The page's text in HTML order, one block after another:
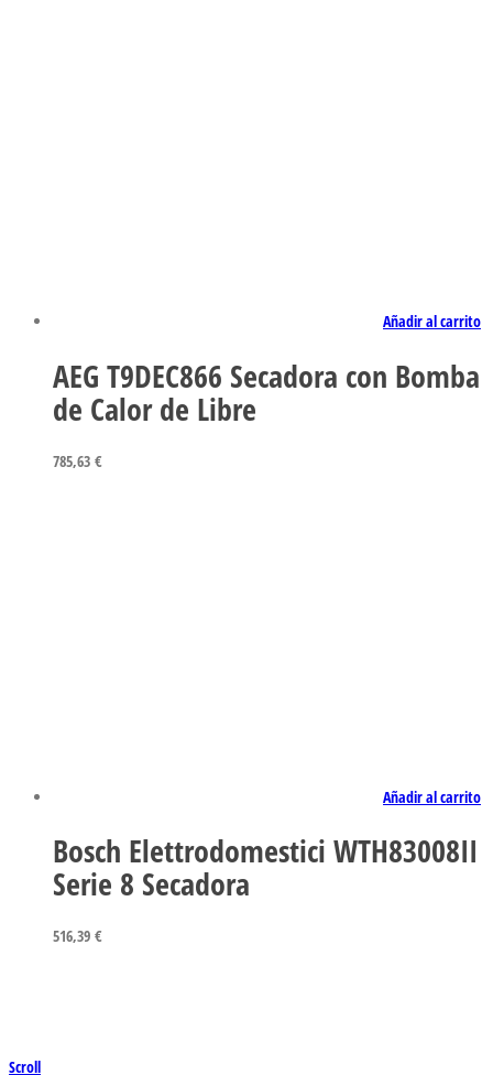
Añadir al carrito
AEG T9DEC866 Secadora con Bomba
de Calor de Libre
785,63 €
Añadir al carrito
Bosch Elettrodomestici WTH83008II
Serie 8 Secadora
516,39 €
Scroll